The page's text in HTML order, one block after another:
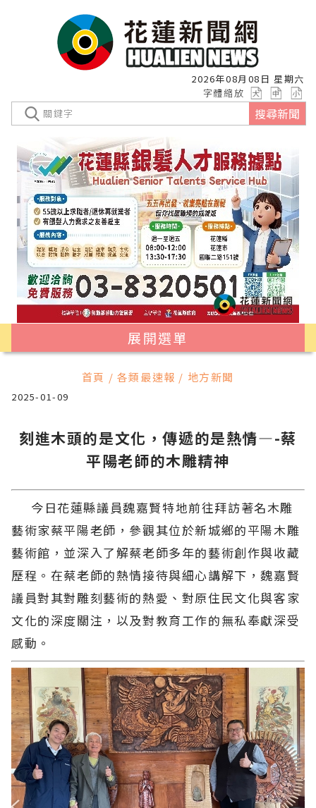
2026年08月08日 星期六
字體縮放
搜尋新聞
展開選單
首頁 / 各類最速報 / 地方新聞
2025-01-09
刻進木頭的是文化，傳遞的是熱情—-蔡
平陽老師的木雕精神
今日花蓮縣議員魏嘉賢特地前往拜訪著名木雕
藝術家蔡平陽老師，參觀其位於新城鄉的平陽木雕
藝術館，並深入了解蔡老師多年的藝術創作與收藏
歷程。在蔡老師的熱情接待與細心講解下，魏嘉賢
議員對其對雕刻藝術的熱愛、對原住民文化與客家
文化的深度關注，以及對教育工作的無私奉獻深受
感動。